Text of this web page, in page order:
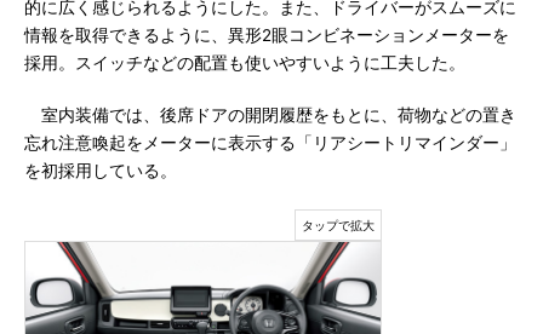
的に広く感じられるようにした。また、ドライバーがスムーズに
情報を取得できるように、異形2眼コンビネーションメーターを
採用。スイッチなどの配置も使いやすいように工夫した。
室内装備では、後席ドアの開閉履歴をもとに、荷物などの置き
忘れ注意喚起をメーターに表示する「リアシートリマインダー」
を初採用している。